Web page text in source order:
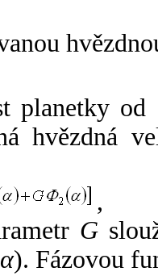
planetky od
hvězdná
,
G
α). Fázovou